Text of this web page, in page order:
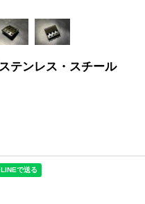
ンレス・スチール